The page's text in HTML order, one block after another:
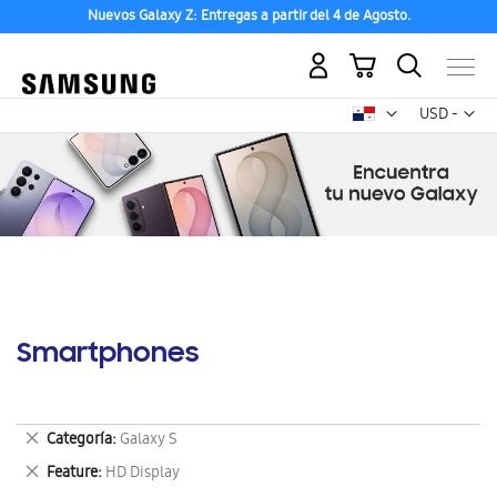
Nuevos Galaxy Z: Entregas a partir del 4 de Agosto.
USD -
dólar
Mi carrito
Smartphones
Categoría Galaxy S
Eliminar
este
artículo
Feature HD Display
Eliminar